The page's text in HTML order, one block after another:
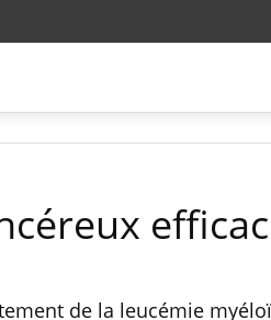
de la leucémie